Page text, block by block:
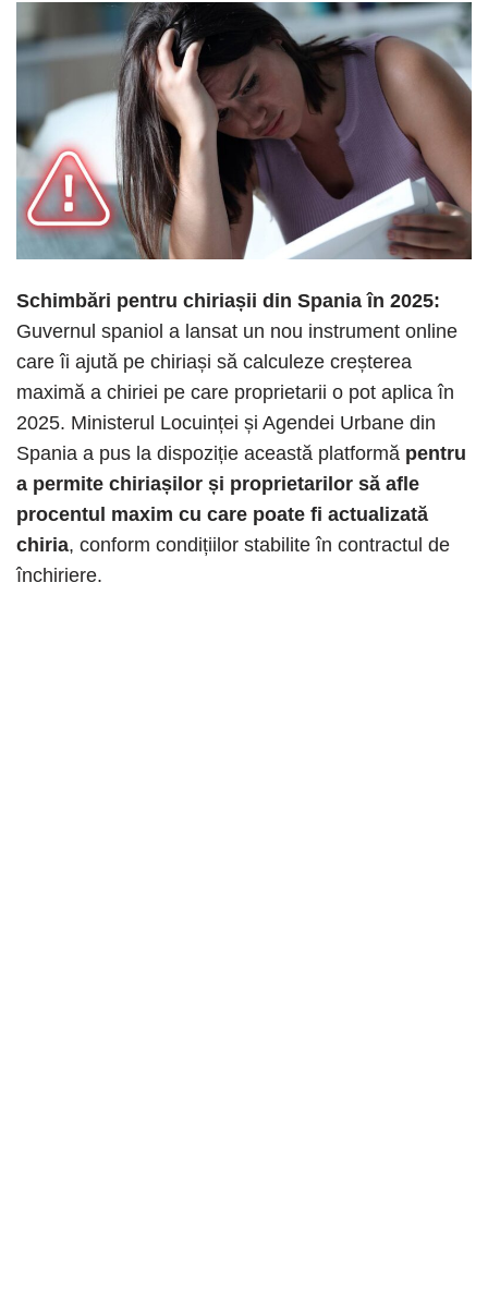
Schimbări pentru chiriașii din Spania în 2025:
Guvernul spaniol a lansat un nou instrument online
care îi ajută pe chiriași să calculeze creșterea
maximă a chiriei pe care proprietarii o pot aplica în
2025. Ministerul Locuinței și Agendei Urbane din
Spania a pus la dispoziție această platformă pentru
a permite chiriașilor și proprietarilor să afle
procentul maxim cu care poate fi actualizată
chiria, conform condițiilor stabilite în contractul de
închiriere.